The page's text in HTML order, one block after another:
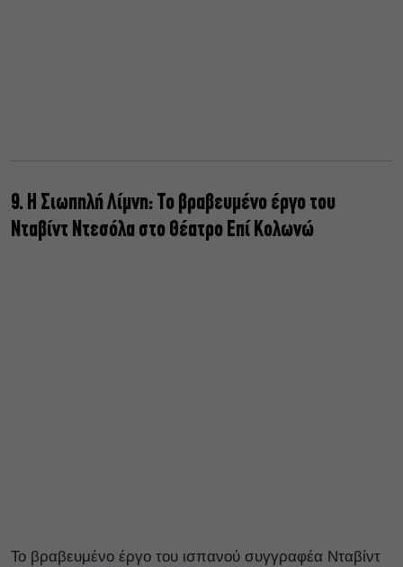
9. Η Σιωπηλή Λίμνη: Το βραβευμένο έργο του
Νταβίντ Ντεσόλα στο Θέατρο Επί Κολωνώ
Το βραβευμένο έργο του ισπανού συγγραφέα Νταβίντ